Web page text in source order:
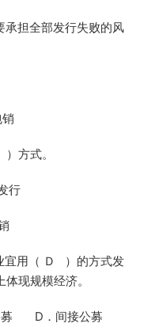
担全部发行失败的风
方式。
行
宜用（ Ｄ ）的方式发
现规模经济。
D．间接公募